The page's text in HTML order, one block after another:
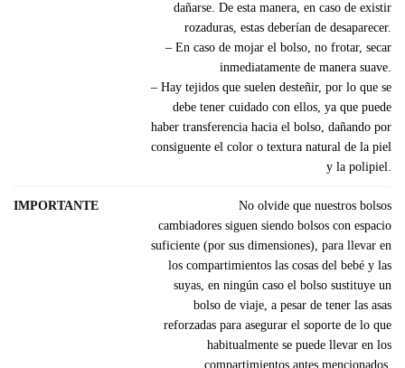
dañarse. De esta manera, en caso de existir
rozaduras, estas deberían de desaparecer.
– En caso de mojar el bolso, no frotar, secar
inmediatamente de manera suave.
– Hay tejidos que suelen desteñir, por lo que se
debe tener cuidado con ellos, ya que puede
haber transferencia hacia el bolso, dañando por
consiguente el color o textura natural de la piel
y la polipiel.
IMPORTANTE
No olvide que nuestros bolsos
cambiadores siguen siendo bolsos con espacio
suficiente (por sus dimensiones), para llevar en
los compartimientos las cosas del bebé y las
suyas, en ningún caso el bolso sustituye un
bolso de viaje, a pesar de tener las asas
reforzadas para asegurar el soporte de lo que
habitualmente se puede llevar en los
compartimientos antes mencionados.